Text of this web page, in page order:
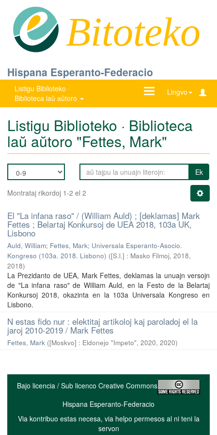
Bitoteko
Hispana Esperanto-Federacio
Listigu Biblioteko ·
Biblioteca laŭ aŭtoro
Lingvo
Ŝanĝu
Listigu Biblioteko · Biblioteca
laŭ aŭtoro "Fettes, Mark"
Ek
Montrataj rikordoj 1-2 el 2
El "La infana raso" / (William Auld) ; [deklamas] Mark
Fettes ; Belartaj Konkursoj de UEA 2018, 103a UK,
Lisbono
Auld, William; Fettes, Mark; Universala Esperanto-Asocio.
Kongreso (103a. 2018. Lisbono) ([S.l.] : Masko Filmoj, 2018,
2018)
La Prezidanto de UEA, Mark Fettes, deklamas la unuajn versojn
de "La infana raso" de William Auld, en la Festo de la Belartaj
Konkursoj 2018, okazinta en la 103a Universala Kongreso en
Lisbono.
N estas fido nur : elektitaj artikoloj kaj paroladoj el la
jaroj 2010-2019 / Mark Fettes
Fettes, Mark ([Moskvo] : Eldonejo "Impeto", 2020, 2020)
Bajo licencia / Sub licenco Creative Commons
Hispana Esperanto-Federacio
Via kontribuo estas necesa, via helpo permesos al ni teni la
servon